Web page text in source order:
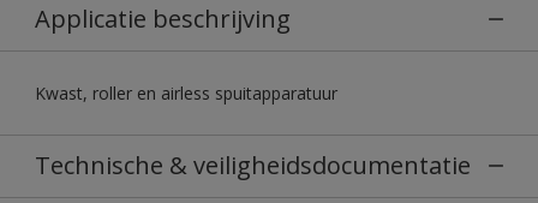
Applicatie beschrijving
Kwast, roller en airless spuitapparatuur
Technische & veiligheidsdocumentatie